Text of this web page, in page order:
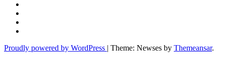
Proudly powered by WordPress | Theme: Newses by Themeansar.